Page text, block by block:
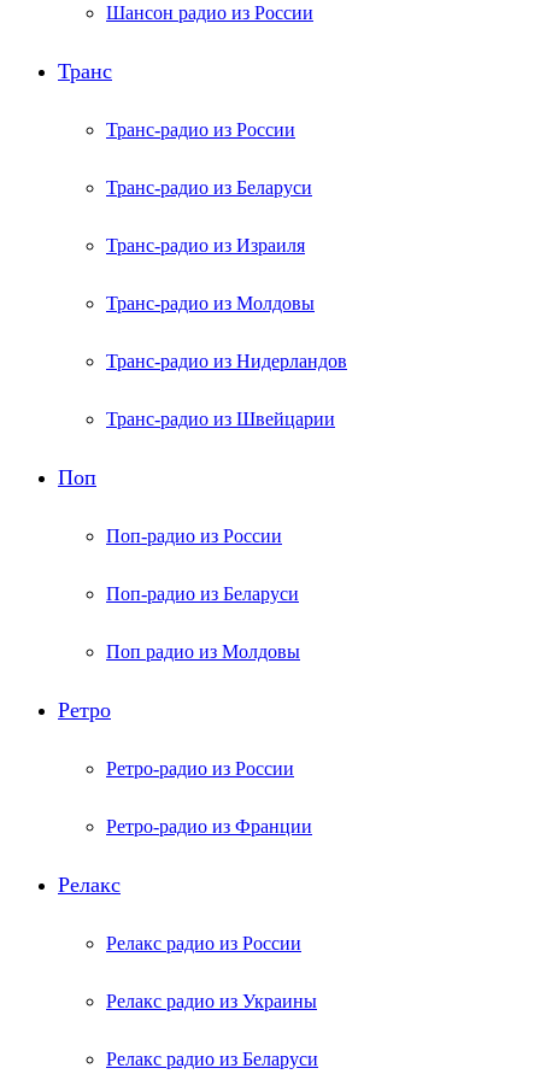
Шансон радио из России
Транс
Транс-радио из России
Транс-радио из Беларуси
Транс-радио из Израиля
Транс-радио из Молдовы
Транс-радио из Нидерландов
Транс-радио из Швейцарии
Поп
Поп-радио из России
Поп-радио из Беларуси
Поп радио из Молдовы
Ретро
Ретро-радио из России
Ретро-радио из Франции
Релакс
Релакс радио из России
Релакс радио из Украины
Релакс радио из Беларуси